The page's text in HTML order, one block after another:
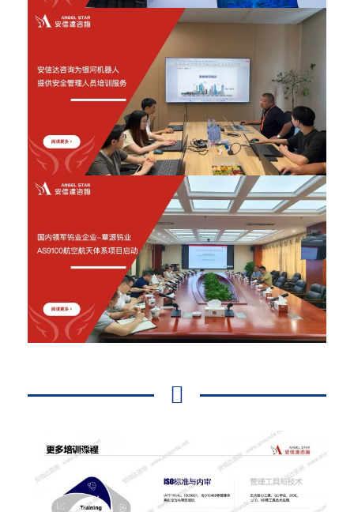
2026年6月12日
2026年6月12日